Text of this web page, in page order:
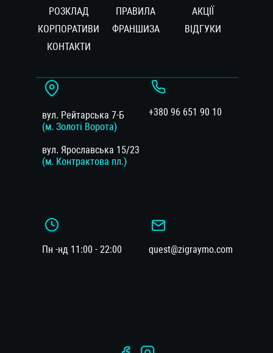
РОЗКЛАД ПРАВИЛА
АКЦІЇ
КОРПОРАТИВИ
ФРАНШИЗА
ВIДГУКИ
КОНТАКТИ
вул. Рейтарська 7-Б
(м. Золоті Ворота)
вул. Ярославська 15/23
(м. Контрактова пл.)
+380 96 651 90 10
Пн -нд 11:00 - 22:00 quest@zigraymo.com